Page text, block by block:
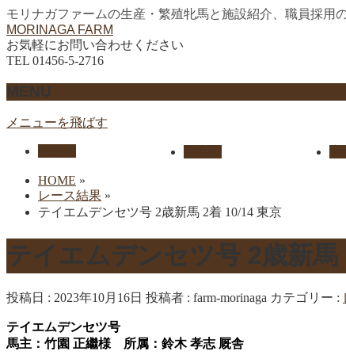
モリナガファームの生産・繁殖牝馬と施設紹介、職員採用
MORINAGA FARM
お気軽にお問い合わせください
TEL 01456-5-2716
MENU
メニューを飛ばす
HOME »
レース結果 »
テイエムデンセツ号 2歳新馬 2着 10/14 東京
テイエムデンセツ号 2歳新
投稿日 : 2023年10月16日 投稿者 : farm-morinaga カテゴリー :
テイエムデンセツ号
馬主：竹園 正繼様 所属：鈴木 孝志 厩舎